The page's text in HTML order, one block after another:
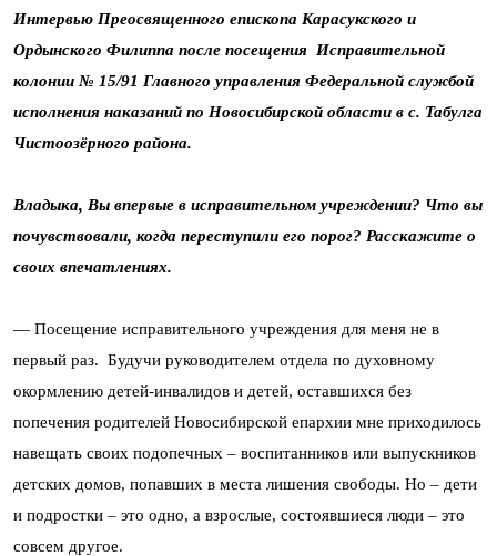
Интервью Преосвященного епископа Карасукского и
Ордынского Филиппа после посещения Исправительной
колонии № 15/91 Главного управления Федеральной службой
исполнения наказаний по Новосибирской области в с. Табулга
Чистоозёрного района.
Владыка, Вы впервые в исправительном учреждении? Что вы
почувствовали, когда переступили его порог? Расскажите о
своих впечатлениях.
— Посещение исправительного учреждения для меня не в
первый раз. Будучи руководителем отдела по духовному
окормлению детей-инвалидов и детей, оставшихся без
попечения родителей Новосибирской епархии мне приходилось
навещать своих подопечных – воспитанников или выпускников
детских домов, попавших в места лишения свободы. Но – дети
и подростки – это одно, а взрослые, состоявшиеся люди – это
совсем другое.